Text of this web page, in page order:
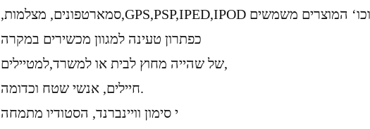
,סמארטפונים, מצלמות,GPS,PSP,IPED,IPOD וכו‘ המוצרים משמשים
כפתרון טעינה למגוון מכשירים במקרה
של שהייה מחוץ לבית או למשרד,למטיילים,
חיילים, אנשי שטח וכדומה.
י סימון וויינברנד, הסטודיו מתמחה